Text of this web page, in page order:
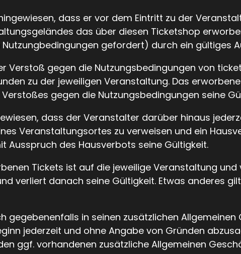
dass er vor dem Eintritt zu der
das über diesen Ticketshop
gefordert) durch ein gültiges
Verstoß gegen die Nutzungsbedingungen von
zu der jeweiligen Veranstaltung. Das
gegen die Nutzungsbedingungen seine
dass der Veranstalter darüber hinaus
Veranstaltungsortes zu verweisen und ein
Ausspruch des Hausverbots seine Gültigkeit.
Tickets ist auf die jeweilige Veranstaltung
verliert danach seine Gültigkeit. Etwas anderes
gegebenenfalls in seinen zusätzlichen
jederzeit und ohne Angabe von Gründen
ggf. vorhandenen zusätzliche Allgemeinen